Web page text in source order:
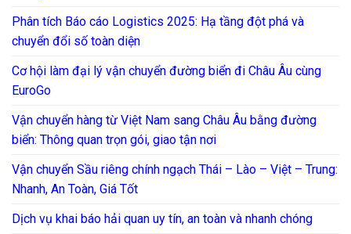
Phân tích Báo cáo Logistics 2025: Hạ tầng đột phá và
chuyển đổi số toàn diện
Cơ hội làm đại lý vận chuyển đường biển đi Châu Âu cùng
EuroGo
Vận chuyển hàng từ Việt Nam sang Châu Âu bằng đường
biển: Thông quan trọn gói, giao tận nơi
Vận chuyển Sầu riêng chính ngạch Thái – Lào – Việt – Trung:
Nhanh, An Toàn, Giá Tốt
Dịch vụ khai báo hải quan uy tín, an toàn và nhanh chóng